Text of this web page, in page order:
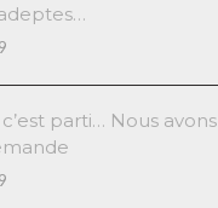
parti… Nous avons